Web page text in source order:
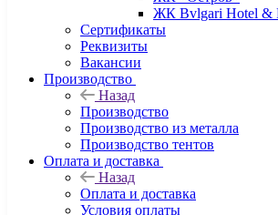
ЖК Bvlgari Hotel &
Сертификаты
Реквизиты
Вакансии
Производство
Назад
Производство
Производство из металла
Производство тентов
Оплата и доставка
Назад
Оплата и доставка
Условия оплаты